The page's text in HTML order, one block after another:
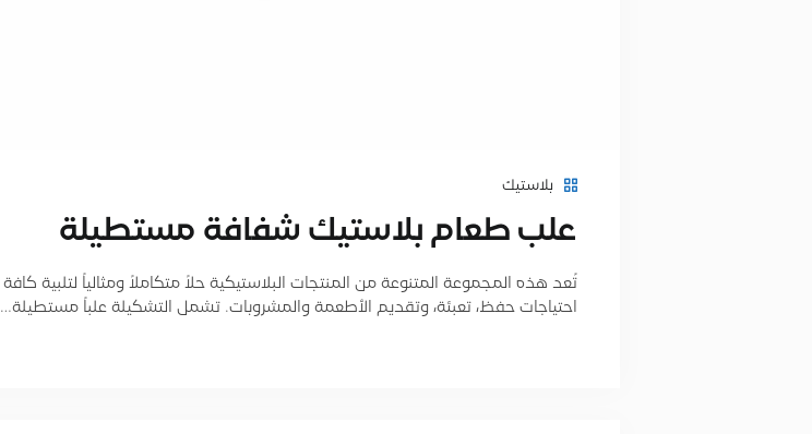
بلاستيك
علب طعام بلاستيك شفافة مستطيلة
تُعد هذه المجموعة المتنوعة من المنتجات البلاستيكية حلاً متكاملاً ومثالياً لتلبية كافة
احتياجات حفظ، تعبئة، وتقديم الأطعمة والمشروبات. تشمل التشكيلة علباً مستطيلة…